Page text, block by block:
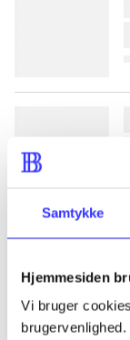
Samtykke
Hjemmesiden
Vi bruger